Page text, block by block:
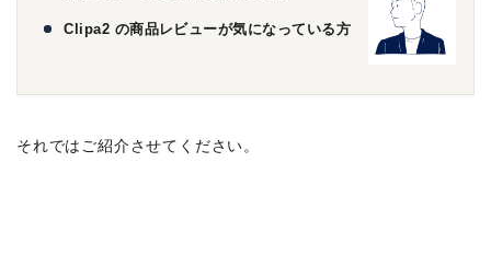
Clipa2 の商品レビューが気になっている方
それではご紹介させてください。